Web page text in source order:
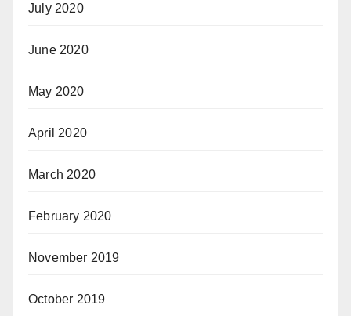
July 2020
June 2020
May 2020
April 2020
March 2020
February 2020
November 2019
October 2019